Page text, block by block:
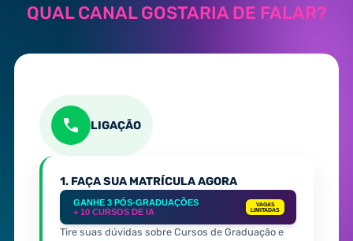
QUAL CANAL GOSTARIA DE FALAR?
LIGAÇÃO
1. FAÇA SUA MATRÍCULA AGORA
GANHE 3 PÓS-GRADUAÇÕES
+ 10 CURSOS DE IA
VAGAS
LIMITADAS
Tire suas dúvidas sobre Cursos de Graduação e